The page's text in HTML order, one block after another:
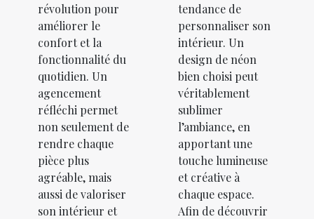
révolution pour
améliorer le
confort et la
fonctionnalité du
quotidien. Un
agencement
réfléchi permet
non seulement de
rendre chaque
pièce plus
agréable, mais
aussi de valoriser
son intérieur et
tendance de
personnaliser son
intérieur. Un
design de néon
bien choisi peut
véritablement
sublimer
l’ambiance, en
apportant une
touche lumineuse
et créative à
chaque espace.
Afin de découvrir